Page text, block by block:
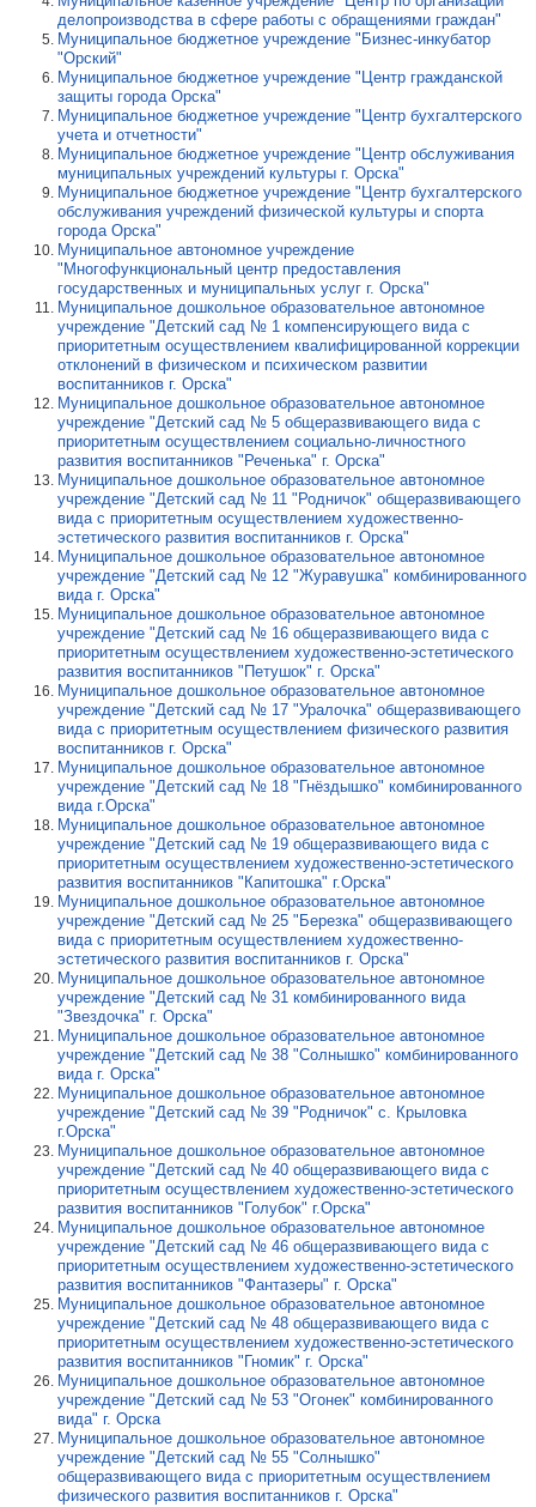
делопроизводства в сфере работы с обращениями граждан"
Муниципальное бюджетное учреждение "Бизнес-инкубатор
"Орский"
Муниципальное бюджетное учреждение "Центр гражданской
защиты города Орска"
Муниципальное бюджетное учреждение "Центр бухгалтерского
учета и отчетности"
Муниципальное бюджетное учреждение "Центр обслуживания
муниципальных учреждений культуры г. Орска"
Муниципальное бюджетное учреждение "Центр бухгалтерского
обслуживания учреждений физической культуры и спорта
города Орска"
Муниципальное автономное учреждение
"Многофункциональный центр предоставления
государственных и муниципальных услуг г. Орска"
Муниципальное дошкольное образовательное автономное
учреждение "Детский сад № 1 компенсирующего вида с
приоритетным осуществлением квалифицированной коррекции
отклонений в физическом и психическом развитии
воспитанников г. Орска"
Муниципальное дошкольное образовательное автономное
учреждение "Детский сад № 5 общеразвивающего вида с
приоритетным осуществлением социально-личностного
развития воспитанников "Реченька" г. Орска"
Муниципальное дошкольное образовательное автономное
учреждение "Детский сад № 11 "Родничок" общеразвивающего
вида с приоритетным осуществлением художественно-
эстетического развития воспитанников г. Орска"
Муниципальное дошкольное образовательное автономное
учреждение "Детский сад № 12 "Журавушка" комбинированного
вида г. Орска"
Муниципальное дошкольное образовательное автономное
учреждение "Детский сад № 16 общеразвивающего вида с
приоритетным осуществлением художественно-эстетического
развития воспитанников "Петушок" г. Орска"
Муниципальное дошкольное образовательное автономное
учреждение "Детский сад № 17 "Уралочка" общеразвивающего
вида с приоритетным осуществлением физического развития
воспитанников г. Орска"
Муниципальное дошкольное образовательное автономное
учреждение "Детский сад № 18 "Гнёздышко" комбинированного
вида г.Орска"
Муниципальное дошкольное образовательное автономное
учреждение "Детский сад № 19 общеразвивающего вида с
приоритетным осуществлением художественно-эстетического
развития воспитанников "Капитошка" г.Орска"
Муниципальное дошкольное образовательное автономное
учреждение "Детский сад № 25 "Березка" общеразвивающего
вида с приоритетным осуществлением художественно-
эстетического развития воспитанников г. Орска"
Муниципальное дошкольное образовательное автономное
учреждение "Детский сад № 31 комбинированного вида
"Звездочка" г. Орска"
Муниципальное дошкольное образовательное автономное
учреждение "Детский сад № 38 "Солнышко" комбинированного
вида г. Орска"
Муниципальное дошкольное образовательное автономное
учреждение "Детский сад № 39 "Родничок" с. Крыловка
г.Орска"
Муниципальное дошкольное образовательное автономное
учреждение "Детский сад № 40 общеразвивающего вида с
приоритетным осуществлением художественно-эстетического
развития воспитанников "Голубок" г.Орска"
Муниципальное дошкольное образовательное автономное
учреждение "Детский сад № 46 общеразвивающего вида с
приоритетным осуществлением художественно-эстетического
развития воспитанников "Фантазеры" г. Орска"
Муниципальное дошкольное образовательное автономное
учреждение "Детский сад № 48 общеразвивающего вида с
приоритетным осуществлением художественно-эстетического
развития воспитанников "Гномик" г. Орска"
Муниципальное дошкольное образовательное автономное
учреждение "Детский сад № 53 "Огонек" комбинированного
вида" г. Орска
Муниципальное дошкольное образовательное автономное
учреждение "Детский сад № 55 "Солнышко"
общеразвивающего вида с приоритетным осуществлением
физического развития воспитанников г. Орска"